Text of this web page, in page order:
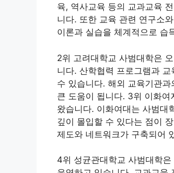
육, 역사교육 등의 교과교육
니다. 또한 교육 관련 연구소
이론과 실습을 체계적으로 습
2위 고려대학교 사범대학은
니다. 산학협력 프로그램과
수 있습니다. 해외 교육기관
큰 도움이 됩니다. 3위 이화
왔습니다. 이화여대는 사범대
깊이 몰입할 수 있다는 점이
제도와 네트워크가 구축되어
4위 성균관대학교 사범대학